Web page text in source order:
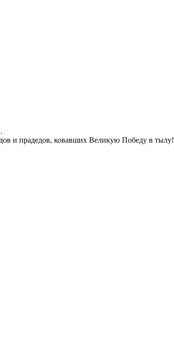
и прадедов, ковавших Великую Победу в тылу!